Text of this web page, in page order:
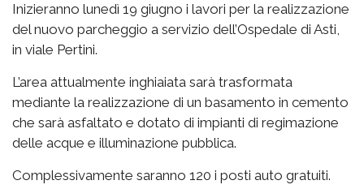
Inizieranno lunedì 19 giugno i lavori per la realizzazione
del nuovo parcheggio a servizio dell’Ospedale di Asti,
in viale Pertini.
L’area attualmente inghiaiata sarà trasformata
mediante la realizzazione di un basamento in cemento
che sarà asfaltato e dotato di impianti di regimazione
delle acque e illuminazione pubblica.
Complessivamente saranno 120 i posti auto gratuiti.